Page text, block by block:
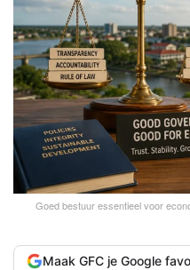
Goed bestuur essentieel voor
Maak GFC je Google